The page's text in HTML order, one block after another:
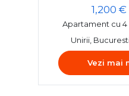
1,200 €
Apartament cu
Unirii,
Vezi mai